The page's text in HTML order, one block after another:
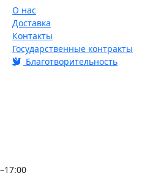
О нас
Доставка
Контакты
Государственные контракты
Благотворительность